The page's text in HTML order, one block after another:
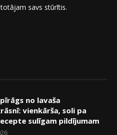
savs stūrītis.
no lavaša
vienkārša, soli pa
sulīgam pildījumam